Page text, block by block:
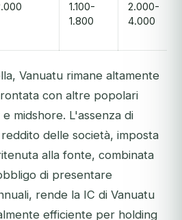
1.100-
1.800
2.000-
4.000
Vanuatu rimane altamente
con altre popolari
midshore. L'assenza di
delle società, imposta
alla fonte, combinata
di presentare
rende la IC di Vanuatu
efficiente per holding